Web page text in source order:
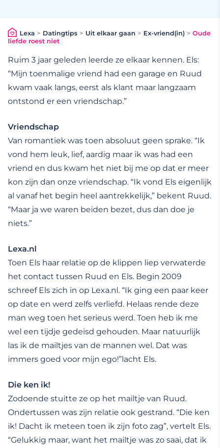
Lexa > Datingtips > Uit elkaar gaan > Ex-vriend(in) > Oude
liefde roest niet
Ruim 3 jaar geleden leerde ze elkaar kennen. Els:
“Mijn toenmalige vriend had een garage en Ruud
kwam vaak langs, eerst als klant maar langzaam
ontstond er een vriendschap.”
Vriendschap
Van romantiek was toen absoluut geen sprake. “Ik
vond hem leuk, lief, aardig maar ik was had een
vriend en dus kwam het niet bij me op dat er meer
kon zijn dan onze vriendschap. “Ik vond Els eigenlijk
al vanaf het begin heel aantrekkelijk,” bekent Ruud.
“Maar ja we waren beiden bezet, dus dan doe je
niets.”
Lexa.nl
Toen Els haar relatie op de klippen liep verwaterde
het contact tussen Ruud en Els. Begin 2009
schreef Els zich in op Lexa.nl. “Ik ging een paar keer
op date en werd zelfs verliefd. Helaas rende deze
man weg toen het serieus werd. Toen heb ik me
wel een tijdje gedeisd gehouden. Maar natuurlijk
las ik de mailtjes van de mannen wel. Dat was
immers goed voor mijn ego!”lacht Els.
Die ken ik!
Zodoende stuitte ze op het mailtje van Ruud.
Ondertussen was zijn relatie ook gestrand. “Die ken
ik! Dacht ik meteen toen ik zijn foto zag”, vertelt Els.
“Gelukkig maar, want het mailtje was zo saai, dat ik